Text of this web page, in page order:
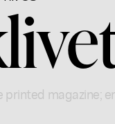
printed magazine;